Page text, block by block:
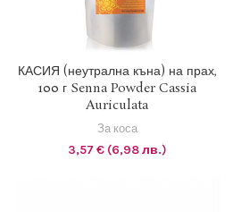
1 EUR = 1.95583 BGN
ДОБАВЯНЕ В КОЛИЧКАТА
КАСИЯ (неутрална къна) на прах,
100 г Senna Powder Cassia
Auriculata
За коса
3,57 €(6,98 лв.)